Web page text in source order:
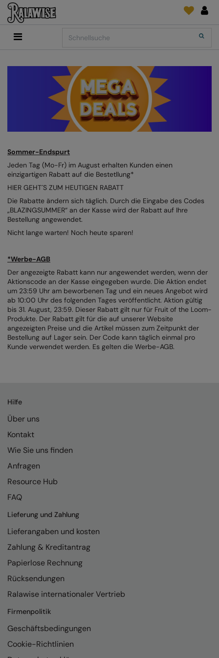
Back
FÜR DIESE SAISON
Druck- und Stickmaterial
Back
Add It On
AWDis Academy
AWDis Ecologie
AWDis Just Hoods
AWDis Just Polo's
AWDis Just T's
B&C Collection
BabyBugz
BagBase
Beechfield
Build Your Brand Basic
Build Your Brandit
Callaway
Colortone
Craghoppers Expert
Everyday Essentials
Finden & Hales
Flexfit by Yupoong
Front Row
Fruit of the Loom
Home & Living
Back
Anthem
Asquith & Fox
AWDis Ecologie
AWDis Just Hoods
B&C Collection
Bagbase
Beechfield
Craghoppers
Flexfit By Yupoong
Front Row
Henbury
Home & Living
Larkwood
Nike
Nimbus
Onna By Premier
Quadra
Ralaflex
Russell Collection
Russell
SF
Back Back
Digital Druck
DTG
Sticken
Folien/Vinyls/HTV
Marken
Back
Everyday Essentials
Flip FOLD®
Madeira
RalaDPM
Ready Range
Transfers
Xpres
Back
SENDUNGSVERFOLGUNG
Sommer-Endspurt
Jeden Tag (Mo-Fr) im August erhalten Kunden einen
einzigartigen Rabatt auf die Bestetllung*
HIER GEHT´S ZUM HEUTIGEN RABATT
Die Rabatte ändern sich täglich. Durch die Eingabe des Codes
„BLAZINGSUMMER“ an der Kasse wird der Rabatt auf Ihre
Bestellung angewendet.
Nicht lange warten! Noch heute sparen!
*Werbe-AGB
Der angezeigte Rabatt kann nur angewendet werden, wenn der
Aktionscode an der Kasse eingegeben wurde. Die Aktion endet
um 23:59 Uhr am beworbenen Tag und ein neues Angebot wird
ab 10:00 Uhr des folgenden Tages veröffentlicht. Aktion gültig
bis 31. August, 23:59. Dieser Rabatt gilt nur für Fruit of the Loom-
Produkte. Der Rabatt gilt für die auf unserer Website
angezeigten Preise und die Artikel müssen zum Zeitpunkt der
Bestellung auf Lager sein. Der Code kann täglich einmal pro
Kunde verwendet werden. Es gelten die Werbe-AGB.
Hilfe
Über uns
Kontakt
Wie Sie uns finden
Anfragen
Resource Hub
FAQ
Lieferung und Zahlung
Lieferangaben und kosten
Zahlung & Kreditantrag
Papierlose Rechnung
Rücksendungen
Ralawise internationaler Vertrieb
Firmenpolitik
Geschäftsbedingungen
Cookie-Richtlinien